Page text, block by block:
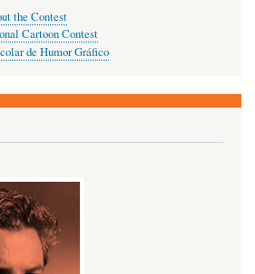
the Contest
Cartoon Contest
de Humor Gráfico